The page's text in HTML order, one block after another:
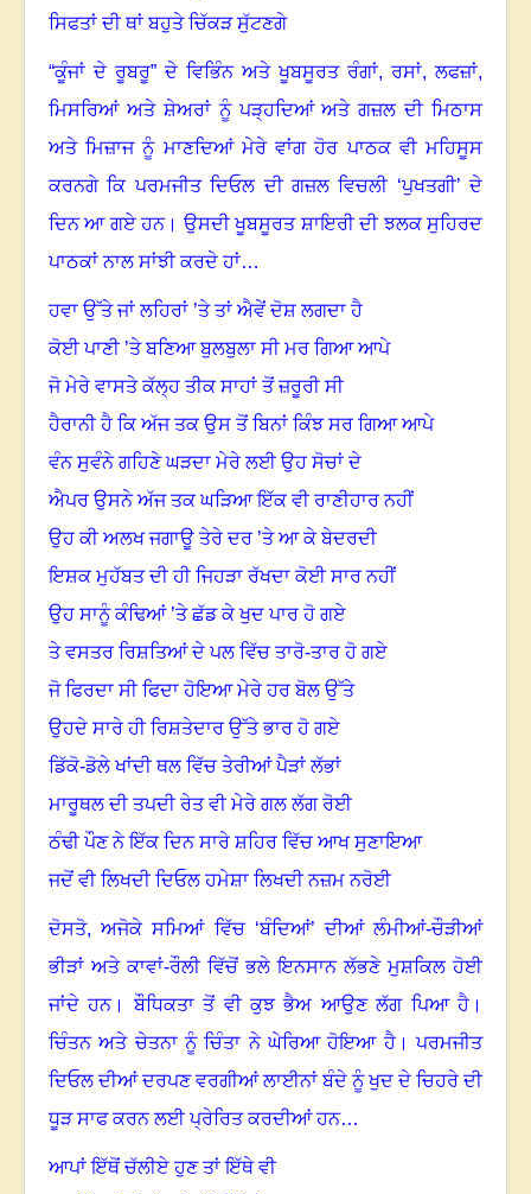
ਸਿਫਤਾਂ ਦੀ ਥਾਂ ਬਹੁਤੇ ਚਿੱਕੜ ਸੁੱਟਣਗੇ
“ਕੂੰਜਾਂ ਦੇ ਰੂਬਰੂ” ਦੇ ਵਿਭਿੰਨ ਅਤੇ ਖੂਬਸੂਰਤ ਰੰਗਾਂ, ਰਸਾਂ,ਲਫਜ਼ਾਂ,
ਮਿਸਰਿਆਂ ਅਤੇ ਸ਼ੇਅਰਾਂ ਨੂੰ ਪੜ੍ਹਦਿਆਂ ਅਤੇ ਗਜ਼ਲ ਦੀ ਮਿਠਾਸ
ਅਤੇ ਮਿਜ਼ਾਜ ਨੂੰ ਮਾਣਦਿਆਂ ਮੇਰੇ ਵਾਂਗ ਹੋਰ ਪਾਠਕ ਵੀ ਮਹਿਸੂਸ
ਕਰਨਗੇ ਕਿ ਪਰਮਜੀਤ ਦਿਓਲ ਦੀ ਗਜ਼ਲ ਵਿਚਲੀ ‘ਪੁਖਤਗੀ’ ਦੇ
ਦਿਨ ਆ ਗਏ ਹਨ। ਉਸਦੀ ਖੂਬਸੂਰਤ ਸ਼ਾਇਰੀ ਦੀ ਝਲਕ ਸੁਹਿਰਦ
ਪਾਠਕਾਂ ਨਾਲ ਸਾਂਝੀ ਕਰਦੇ ਹਾਂ…
ਹਵਾ ਉੱਤੇ ਜਾਂ ਲਹਿਰਾਂ ’ਤੇ ਤਾਂ ਐਵੇਂ ਦੋਸ਼ ਲਗਦਾ ਹੈ
ਕੋਈ ਪਾਣੀ ’ਤੇ ਬਣਿਆ ਬੁਲਬੁਲਾ ਸੀ ਮਰ ਗਿਆ ਆਪੇ
ਜੋ ਮੇਰੇ ਵਾਸਤੇ ਕੱਲ੍ਹ ਤੀਕ ਸਾਹਾਂ ਤੋਂ ਜ਼ਰੂਰੀ ਸੀ
ਹੈਰਾਨੀ ਹੈ ਕਿ ਅੱਜ ਤਕ ਉਸ ਤੋਂ ਬਿਨਾਂ ਕਿੰਝ ਸਰ ਗਿਆ ਆਪੇ
ਵੰਨ ਸੁਵੰਨੇ ਗਹਿਣੇ ਘੜਦਾ ਮੇਰੇ ਲਈ ਉਹ ਸੋਚਾਂ ਦੇ
ਐਪਰ ਉਸਨੇ ਅੱਜ ਤਕ ਘੜਿਆ ਇੱਕ ਵੀ ਰਾਣੀਹਾਰ ਨਹੀਂ
ਉਹ ਕੀ ਅਲਖ ਜਗਾਊ ਤੇਰੇ ਦਰ ’ਤੇ ਆ ਕੇ ਬੇਦਰਦੀ
ਇਸ਼ਕ ਮੁਹੱਬਤ ਦੀ ਹੀ ਜਿਹੜਾ ਰੱਖਦਾ ਕੋਈ ਸਾਰ ਨਹੀਂ
ਉਹ ਸਾਨੂੰ ਕੰਢਿਆਂ ’ਤੇ ਛੱਡ ਕੇ ਖੁਦ ਪਾਰ ਹੋ ਗਏ
ਤੇ ਵਸਤਰ ਰਿਸ਼ਤਿਆਂ ਦੇ ਪਲ ਵਿੱਚ ਤਾਰੋ-ਤਾਰ ਹੋ ਗਏ
ਜੋ ਫਿਰਦਾ ਸੀ ਫਿਦਾ ਹੋਇਆ ਮੇਰੇ ਹਰ ਬੋਲ ਉੱਤੇ
ਉਹਦੇ ਸਾਰੇ ਹੀ ਰਿਸ਼ਤੇਦਾਰ ਉੱਤੇ ਭਾਰ ਹੋ ਗਏ
ਡਿੱਕੋ-ਡੋਲੇ ਖਾਂਦੀ ਥਲ ਵਿੱਚ ਤੇਰੀਆਂ ਪੈੜਾਂ ਲੱਭਾਂ
ਮਾਰੂਥਲ ਦੀ ਤਪਦੀ ਰੇਤ ਵੀ ਮੇਰੇ ਗਲ ਲੱਗ ਰੋਈ
ਠੰਢੀ ਪੌਣ ਨੇ ਇੱਕ ਦਿਨ ਸਾਰੇ ਸ਼ਹਿਰ ਵਿੱਚ ਆਖ ਸੁਣਾਇਆ
ਜਦੋਂ ਵੀ ਲਿਖਦੀ ਦਿਓਲ ਹਮੇਸ਼ਾ ਲਿਖਦੀ ਨਜ਼ਮ ਨਰੋਈ
ਦੋਸਤੋ,ਅਜੋਕੇ ਸਮਿਆਂ ਵਿੱਚ ‘ਬੰਦਿਆਂ’ ਦੀਆਂ ਲੰਮੀਆਂ-ਚੌੜੀਆਂ
ਭੀੜਾਂ ਅਤੇ ਕਾਵਾਂ-ਰੌਲੀ ਵਿੱਚੋਂ ਭਲੇ ਇਨਸਾਨ ਲੱਭਣੇ ਮੁਸ਼ਕਿਲ ਹੋਈ
ਜਾਂਦੇ ਹਨ।ਬੌਧਿਕਤਾ ਤੋਂ ਵੀ ਕੁਝ ਭੈਅ ਆਉਣ ਲੱਗ ਪਿਆ ਹੈ ।
ਚਿੰਤਨ ਅਤੇ ਚੇਤਨਾ ਨੂੰ ਚਿੰਤਾ ਨੇ ਘੇਰਿਆ ਹੋਇਆ ਹੈ।ਪਰਮਜੀਤ
ਦਿਓਲ ਦੀਆਂ ਦਰਪਣ ਵਰਗੀਆਂ ਲਾਈਨਾਂ ਬੰਦੇ ਨੂੰ ਖੁਦ ਦੇ ਚਿਹਰੇ ਦੀ
ਧੂੜ ਸਾਫ ਕਰਨ ਲਈ ਪ੍ਰੇਰਿਤ ਕਰਦੀਆਂ ਹਨ…
ਆਪਾਂ ਇੱਥੋਂ ਚੱਲੀਏ ਹੁਣ ਤਾਂ ਇੱਥੇ ਵੀ